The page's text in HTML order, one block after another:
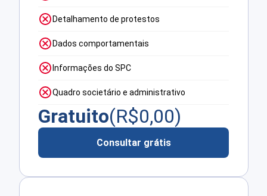
Detalhamento de protestos
Dados comportamentais
Informações do SPC
Quadro societário e administrativo
Gratuito(R$0,00)
Consultar grátis